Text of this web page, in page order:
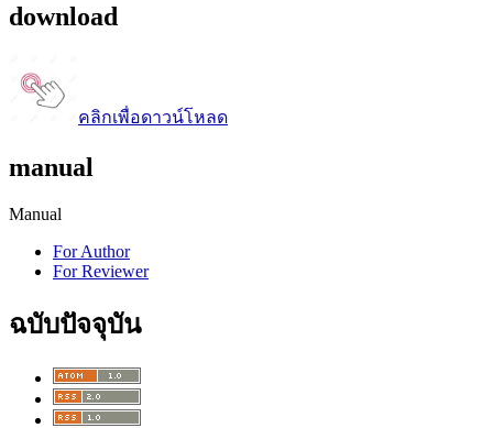
download
คลิกเพื่อดาวน์โหลด
manual
Manual
For Author
For Reviewer
ฉบับปัจจุบัน